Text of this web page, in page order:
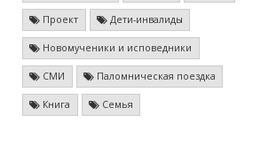
Проект Дети-инвалиды
Новомученики и исповедники
СМИ Паломническая поездка
Книга Семья